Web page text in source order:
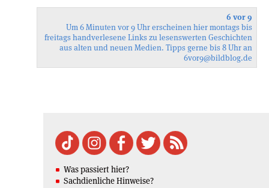
6 vor 9
Um 6 Minuten vor 9 Uhr erscheinen hier montags bis
freitags handverlesene Links zu lesenswerten Geschichten
aus alten und neuen Medien. Tipps gerne bis 8 Uhr an
6vor9@bildblog.de
Was passiert hier?
Sachdienliche Hinweise?